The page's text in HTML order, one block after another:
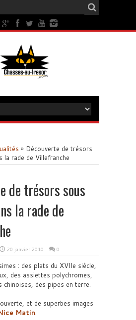
» Découverte de trésors
la rade de Villefranche
de trésors sous
la rade de
20 janvier 2010 0
: des plats du XVIIe siècle,
des assiettes polychromes,
chinoises, des pipes en terre.
et de superbes images
Matin.